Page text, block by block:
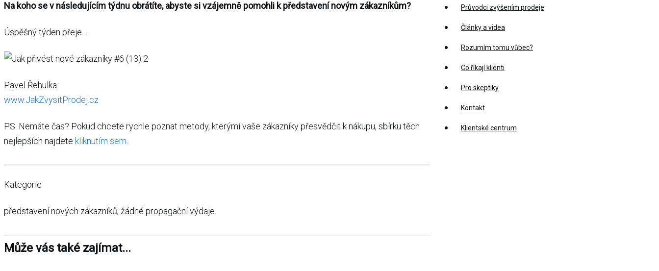
Průvodci zvýšením prodeje
Články a videa
Rozumím tomu vůbec?
Co říkají klienti
Pro skeptiky
Kontakt
Klientské centrum
Na koho se v následujícím týdnu obrátíte, abyste si vzájemně pomohli k představení novým zákazníkům?
Úspěšný týden přeje…
Pavel Řehulka
www.JakZvysitProdej.cz
P.S. Nemáte čas? Pokud chcete rychle poznat metody, kterými vaše zákazníky přesvědčit k nákupu, sbírku těch
nejlepších najdete kliknutím sem
Kategorie
představení nových zákazníků, žádné propagační výdaje
Může vás také zajímat...